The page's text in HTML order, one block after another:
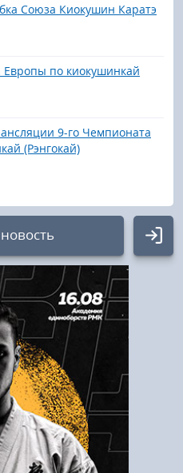
Союза Киокушин Каратэ
по киокушинкай
9-го Чемпионата
(Рэнгокай)
Войти